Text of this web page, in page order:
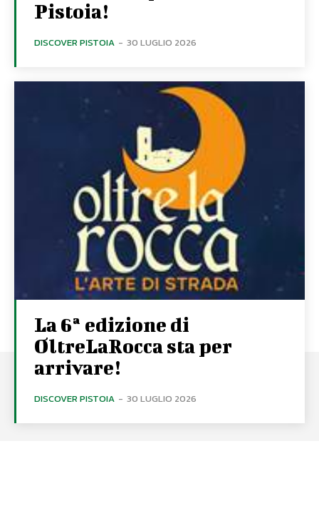
Pistoia!
DISCOVER PISTOIA - 30 LUGLIO 2026
La 6ª edizione di
OltreLaRocca sta per
arrivare!
DISCOVER PISTOIA - 30 LUGLIO 2026